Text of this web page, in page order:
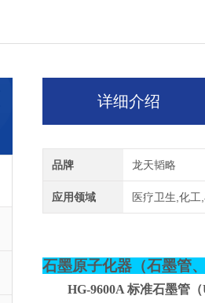
详细介绍
品牌 龙天韬略
应用领域 医疗卫生,化
石墨原子化器（石墨管、
HG-9600A 标准石墨管（